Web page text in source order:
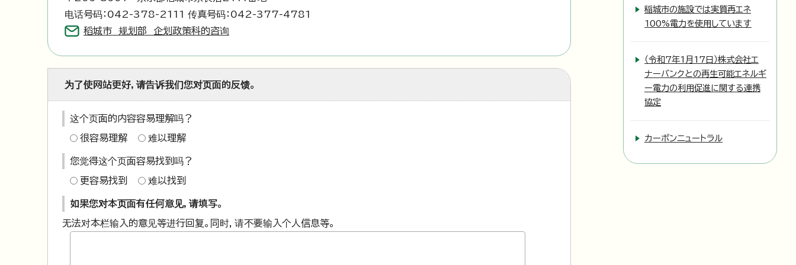
电话号码：042-378-2111 传真号码：042-377-4781
稻城市 规划部 企划政策科的咨询
为了使网站更好，请告诉我们您对页面的反馈。
这个页面的内容容易理解吗？
很容易理解 难以理解
您觉得这个页面容易找到吗？
更容易找到 难以找到
如果您对本页面有任何意见，请填写。
无法对本栏输入的意见等进行回复。同时，请不要输入个人信息等。
稲城市の施設では実質再エネ
100%電力を使用しています
（令和7年1月17日）株式会社エ
ナーバンクとの再生可能エネルギ
ー電力の利用促進に関する連携
協定
カーボンニュートラル